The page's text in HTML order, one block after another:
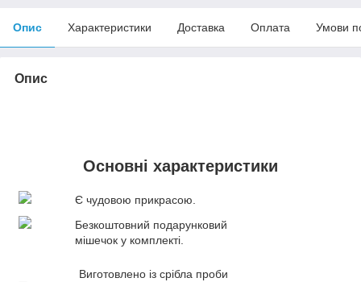
Опис Характеристики Доставка Оплата Умови
Опис
Основні характеристики
Є чудовою прикрасою.
Безкоштовний подарунковий
мішечок у комплекті.
Виготовлено із срібла проби